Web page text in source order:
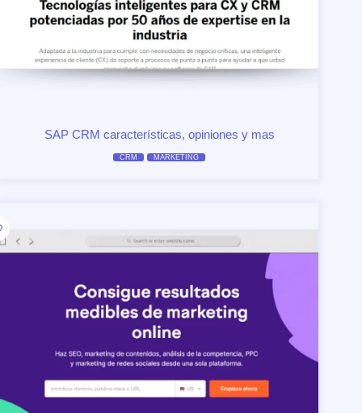
SAP CRM características, opiniones y mas
CRM MARKETING